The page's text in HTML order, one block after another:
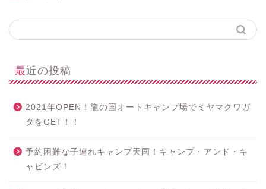
最近の投稿
2021年OPEN！龍の国オートキャンプ場でミヤマクワガ
タをGET！！
予約困難な子連れキャンプ天国！キャンプ・アンド・キ
ャビンズ！